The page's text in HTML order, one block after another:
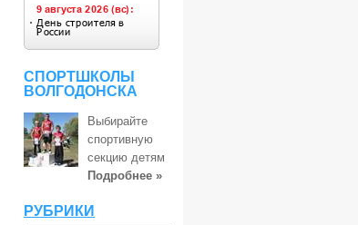
СПОРТШКОЛЫ
ВОЛГОДОНСКА
Выбирайте
спортивную
секцию детям
Подробнее »
РУБРИКИ